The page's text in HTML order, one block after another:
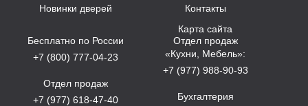
Новинки дверей
Контакты
Карта сайта
Бесплатно по России
+7 (800) 777-04-23
Отдел продаж
+7 (977) 618-47-40
Отдел продаж
«Кухни, Мебель»:
+7 (977) 988-90-93
Бухгалтерия